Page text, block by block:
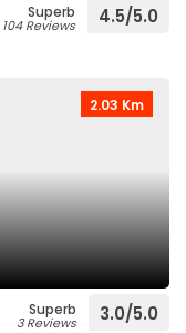
Superb
104 Reviews 4.5/5.0
2.03 Km
Superb
3 Reviews 3.0/5.0